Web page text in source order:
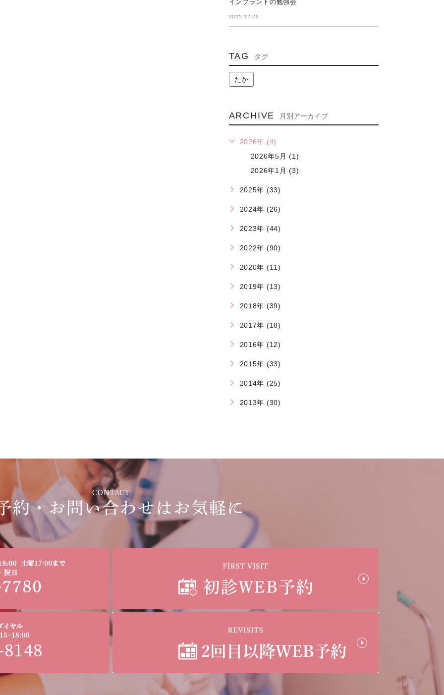
インプラントの勉強会
2025.12.22
TAG タグ
たか
ARCHIVE 月別アーカイブ
2026年 (4)
2026年5月 (1)
2026年1月 (3)
2025年 (33)
2024年 (26)
2023年 (44)
2022年 (90)
2020年 (11)
2019年 (13)
2018年 (39)
2017年 (18)
2016年 (12)
2015年 (33)
2014年 (25)
2013年 (30)
CONTACT
約・お問い合わせは お気軽に